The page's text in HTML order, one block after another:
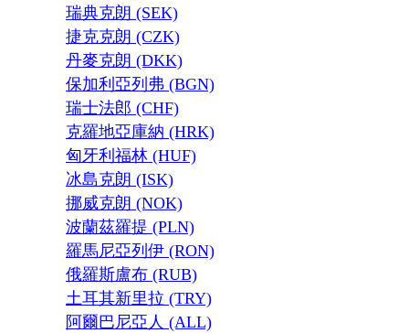
瑞典克朗 (SEK)
捷克克朗 (CZK)
丹麥克朗 (DKK)
保加利亞列弗 (BGN)
瑞士法郎 (CHF)
克羅地亞庫納 (HRK)
匈牙利福林 (HUF)
冰島克朗 (ISK)
挪威克朗 (NOK)
波蘭茲羅提 (PLN)
羅馬尼亞列伊 (RON)
俄羅斯盧布 (RUB)
土耳其新里拉 (TRY)
阿爾巴尼亞人 (ALL)